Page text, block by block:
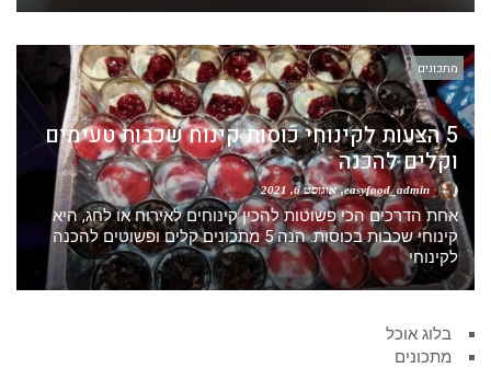
מתכונים
5 הצעות לקינוחי כוסות קינוח שכבות טעימים
וקלים להכנה
אוגוסט 6, 2021
אחת הדרכים הכי פשוטות להכין קינוחים לאירוח או לחג, היא
קינוחי שכבות בכוסות. הנה 5 מתכונים קלים ופשוטים להכנה
לקינוחי
בלוג אוכל
מתכונים